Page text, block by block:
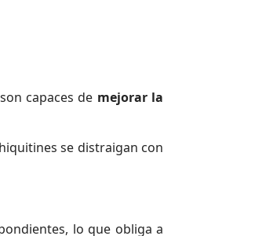
capaces de mejorar la
se distraigan con
lo que obliga a